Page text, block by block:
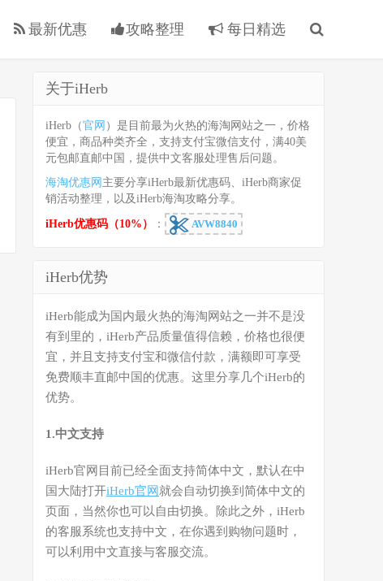
最新优惠 攻略整理 每日精选
关于iHerb
iHerb（官网 ）是目前最为火热的海淘网站之一，价格
便宜，商品种类齐全，支持支付宝微信支付，满40美
元包邮直邮中国，提供中文客服处理售后问题。
海淘优惠网 主要分享iHerb最新优惠码、iHerb商家促
销活动整理，以及iHerb海淘攻略分享。
iHerb优惠码（10%） ： AVW8840
iHerb优势
iHerb能成为国内最火热的海淘网站之一并不是没
有到里的，iHerb产品质量值得信赖，价格也很便
宜，并且支持支付宝和微信付款，满额即可享受
免费顺丰直邮中国的优惠。这里分享几个iHerb的
优势。
1.中文支持
iHerb官网目前已经全面支持简体中文，默认在中
国大陆打开iHerb官网 就会自动切换到简体中文的
页面，当然你也可以自由切换。除此之外，iHerb
的客服系统也支持中文，在你遇到购物问题时，
可以利用中文直接与客服交流。